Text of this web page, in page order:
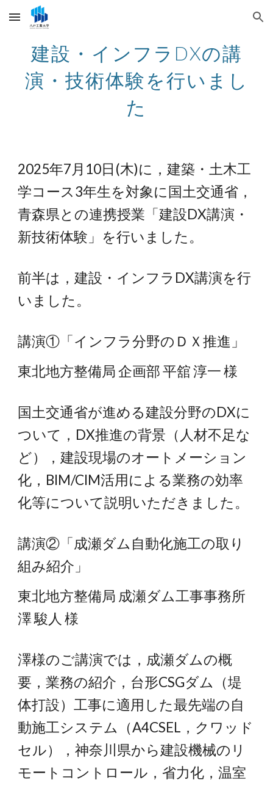
Skip to main content Skip to navigation
建設・インフラDXの講
演・技術体験を行いまし
た
2025年7月10日(木)に，建築・土木工
学コース3年生を対象に国土交通省，
青森県との連携授業「建設DX講演・
新技術体験」を行いました。
前半は，建設・インフラDX講演を行
いました。
講演①「インフラ分野のＤＸ推進」
東北地方整備局 企画部 平舘 淳一 様
国土交通省が進める建設分野のDXに
ついて，DX推進の背景（人材不足な
ど），建設現場のオートメーション
化，BIM/CIM活用による業務の効率
化等について説明いただきました。
講演②「成瀬ダム自動化施工の取り
組み紹介」
東北地方整備局 成瀬ダム工事事務所
澤 駿人 様
澤様のご講演では，成瀬ダムの概
要，業務の紹介，台形CSGダム（堤
体打設）工事に適用した最先端の自
動施工システム（A4CSEL，クワッド
セル），神奈川県から建設機械のリ
モートコントロール，省力化，温室